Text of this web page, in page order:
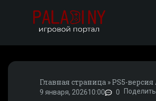
Главная страница » PS5-
9 января, 202610:00 0